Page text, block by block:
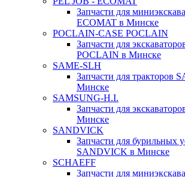
Запчасти для
ECOMAT в Минске
POCLAIN-CASE POCLAIN
Запчасти для
POCLAIN в Минске
SAME-SLH
Запчасти для тракторов
Минске
SAMSUNG-H.I.
Запчасти для
Минске
SANDVICK
Запчасти для бурильных
SANDVICK в Минске
SCHAEFF
Запчасти для